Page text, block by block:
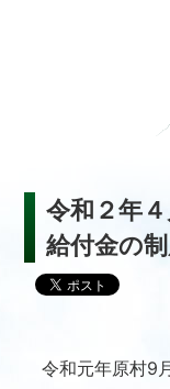
令和２年
給付金の
令和元年原村9